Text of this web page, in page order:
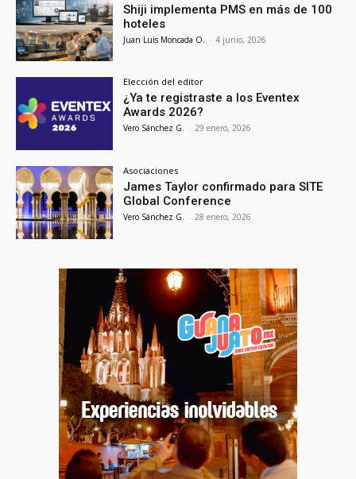
Shiji implementa PMS en más de 100
hoteles
Juan Luis Moncada O. - 4 junio, 2026
Elección del editor
¿Ya te registraste a los Eventex
Awards 2026?
Vero Sánchez G. - 29 enero, 2026
Asociaciones
James Taylor confirmado para SITE
Global Conference
Vero Sánchez G. - 28 enero, 2026